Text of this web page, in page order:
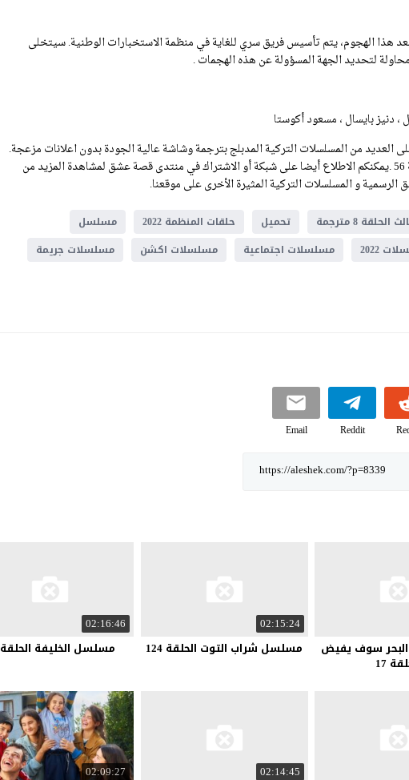
هذا الهجوم، يتم تأسيس فريق سري للغاية في منظمة الاستخبارات الوطنية. سيتخلى
لتحديد الجهة المسؤولة عن هذه الهجمات .
دنيز بايسال ، مسعود أكوستا
من المسلسلات التركية المدبلج بترجمة وشاشة عالية الجودة بدون اعلانات مزعجة.
في هذه الحلقة نعرض لكم مسلسل المنظمة الحلقة 56 .يمكنكم الاطلاع أيضا على شبكة أو الاشتراك في منتدى قصة عشق لمشاهدة المزيد من
و المسلسلات التركية المثيرة الأخرى على موقعنا.
8 مترجمة تحميل حلقات المنظمة 2022
مسلسل
2022 مسلسلات اجتماعية مسلسلات اكشن
مسلسلات جريمة
Reddit
Email
سوف يفيض
17
02:15:24
مسلسل شراب التوت الحلقة 124
02:16:46
مسلسل الخليفة الحلقة 19
02:14:45
02:09:27